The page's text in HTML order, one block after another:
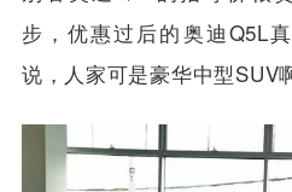
30TFSI荣享进取型 38.78万
别看奥迪Q5L的指导价很
步，优惠过后的奥迪Q5L